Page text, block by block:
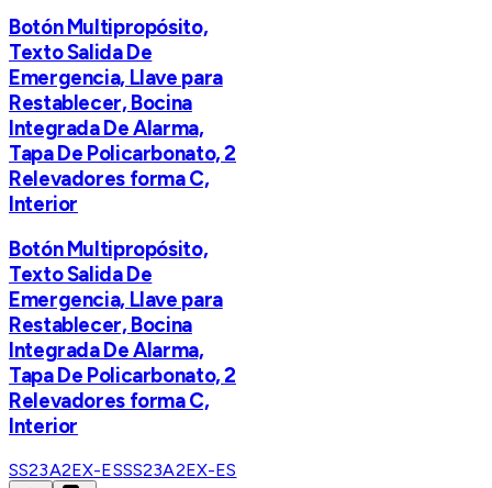
Botón Multipropósito,
Texto Salida De
Emergencia, Llave para
Restablecer, Bocina
Integrada De Alarma,
Tapa De Policarbonato, 2
Relevadores forma C,
Interior
Botón Multipropósito,
Texto Salida De
Emergencia, Llave para
Restablecer, Bocina
Integrada De Alarma,
Tapa De Policarbonato, 2
Relevadores forma C,
Interior
SS23A2EX-ESSS23A2EX-ES